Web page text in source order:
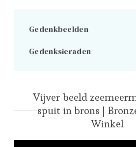
Gedenkbeelden
Gedenksieraden
Vijver beeld
spuit in brons |
Winkel